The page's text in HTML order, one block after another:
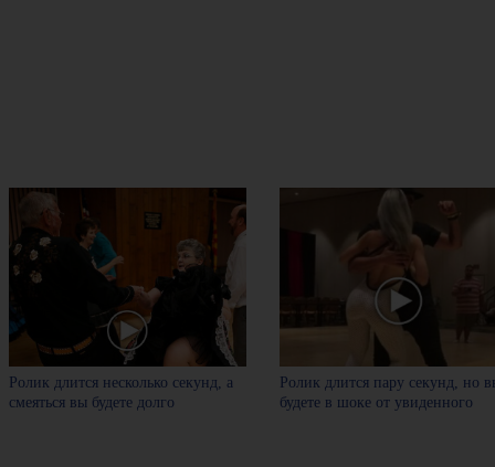
Ролик длится несколько секунд, а
смеяться вы будете долго
Ролик длится пару секунд, но
будете в шоке от увиденного